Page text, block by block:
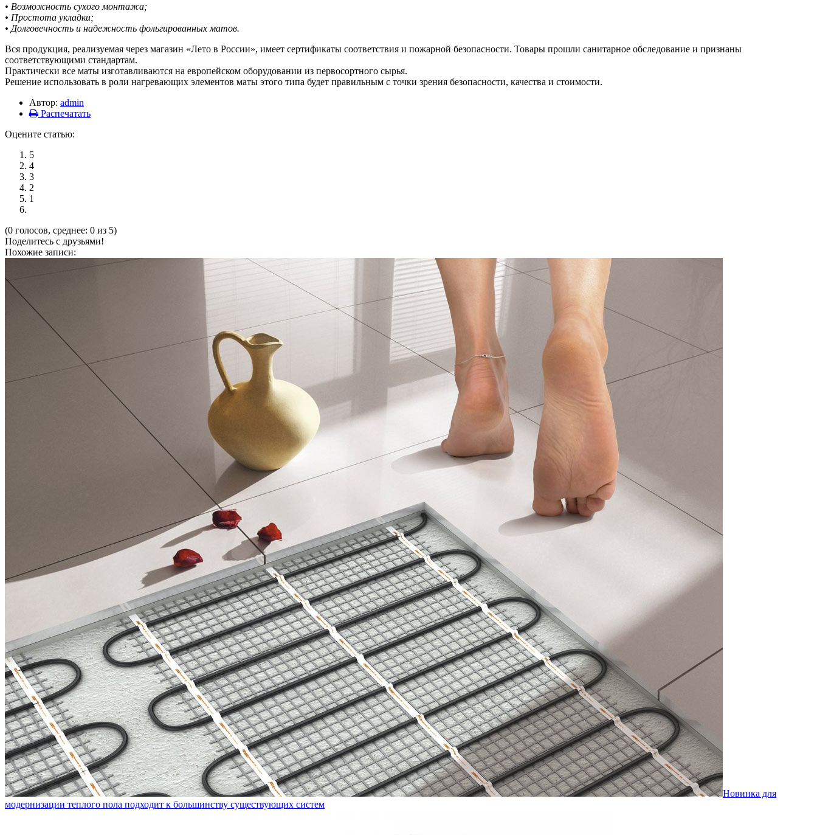
• Возможность сухого монтажа;
• Простота укладки;
• Долговечность и надежность фольгированных матов.
Вся продукция, реализуемая через магазин «Лето в России», имеет сертификаты соответствия и пожарной безопасности. Товары прошли санитарное обследование и признаны
соответствующими стандартам.
Практически все маты изготавливаются на европейском оборудовании из первосортного сырья.
Решение использовать в роли нагревающих элементов маты этого типа будет правильным с точки зрения безопасности, качества и стоимости.
Автор: admin
Распечатать
Оцените статью:
5
4
3
2
1
(0 голосов, среднее: 0 из 5)
Поделитесь с друзьями!
Похожие записи:
Новинка для
модернизации теплого пола подходит к большинству существующих систем